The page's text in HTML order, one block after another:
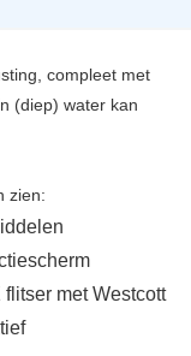
compleet met
(diep) water kan
zien:
met Westcott